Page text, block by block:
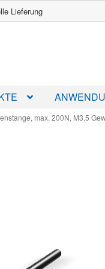
Lieferung
max. 200N, M3.5